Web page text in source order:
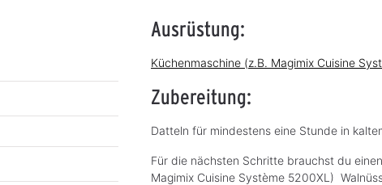
Ausrüstung:
Küchenmaschine (z.B. Magimix Cuisine
Zubereitung:
Datteln für mindestens eine Stunde in
Für die nächsten Schritte brauchst du
Magimix Cuisine Système 5200XL)